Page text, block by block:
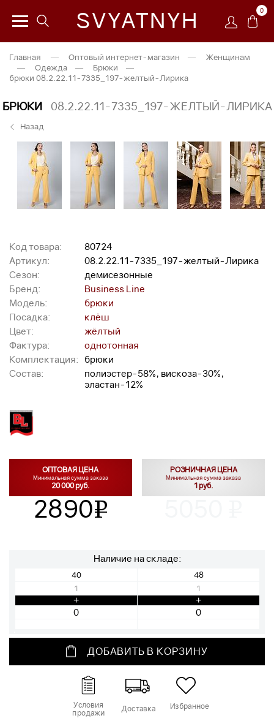
SVYATNYH 0
Главная — Оптовый интернет-магазин —
Женщинам
—
Одежда — Брюки
—
брюки 08.2.22.11-7335_197-желтый-Лирика
БРЮКИ 08.2.22.11-7335_197-ЖЕЛТЫЙ-ЛИРИКА
Назад
Код товара:
80724
Артикул:
08.2.22.11-7335_197-желтый-Лирика
Сезон:
демисезонные
Бренд:
Business Line
Модель:
брюки
Посадка:
клёш
Цвет:
жёлтый
Фактура:
однотонная
Комплектация:
брюки
Состав:
полиэстер-58%, вискоза-30%,
эластан-12%
ОПТОВАЯ ЦЕНА
Минимальная сумма заказа
20 000 руб.
2890v
РОЗНИЧНАЯ ЦЕНА
Минимальная сумма заказа
1 руб.
Наличие на складе:
40
48
1
+
1
+
ДОБАВИТЬ В КОРЗИНУ
Условия
продажи Доставка Избранное